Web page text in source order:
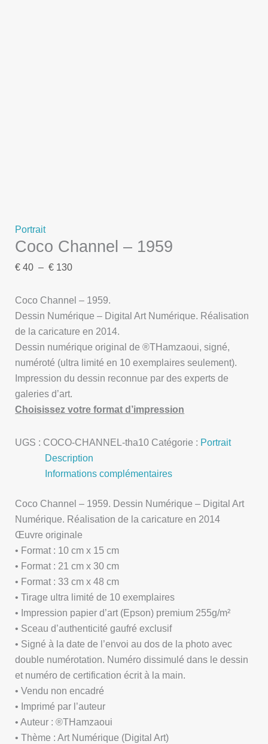
Portrait
Coco Channel – 1959
€ 40 – € 130
Coco Channel – 1959.
Dessin Numérique – Digital Art Numérique. Réalisation
de la caricature en 2014.
Dessin numérique original de ®THamzaoui, signé,
numéroté (ultra limité en 10 exemplaires seulement).
Impression du dessin reconnue par des experts de
galeries d’art.
Choisissez votre format d’impression
UGS : COCO-CHANNEL-tha10 Catégorie : Portrait
Description
Informations complémentaires
Coco Channel – 1959. Dessin Numérique – Digital Art
Numérique. Réalisation de la caricature en 2014
Œuvre originale
• Format : 10 cm x 15 cm
• Format : 21 cm x 30 cm
• Format : 33 cm x 48 cm
• Tirage ultra limité de 10 exemplaires
• Impression papier d’art (Epson) premium 255g/m²
• Sceau d’authenticité gaufré exclusif
• Signé à la date de l’envoi au dos de la photo avec
double numérotation. Numéro dissimulé dans le dessin
et numéro de certification écrit à la main.
• Vendu non encadré
• Imprimé par l’auteur
• Auteur : ®THamzaoui
• Thème : Art Numérique (Digital Art)